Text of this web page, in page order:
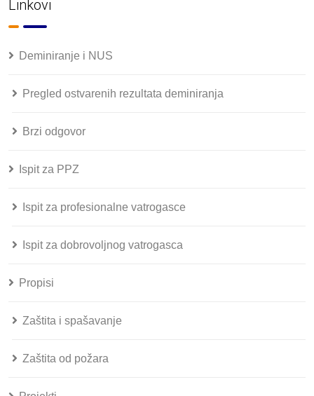
Linkovi
Deminiranje i NUS
Pregled ostvarenih rezultata deminiranja
Brzi odgovor
Ispit za PPZ
Ispit za profesionalne vatrogasce
Ispit za dobrovoljnog vatrogasca
Propisi
Zaštita i spašavanje
Zaštita od požara